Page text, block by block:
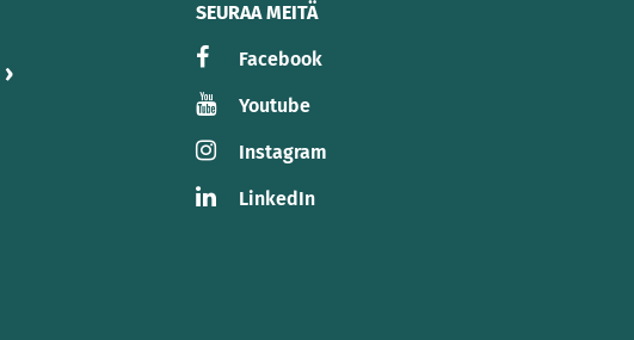
SEURAA MEITÄ
Facebook
Youtube
Instagram
LinkedIn